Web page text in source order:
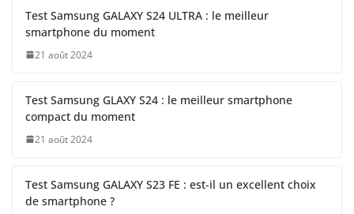
Test Samsung GALAXY S24 ULTRA : le meilleur
smartphone du moment
21 août 2024
Test Samsung GLAXY S24 : le meilleur smartphone
compact du moment
21 août 2024
Test Samsung GALAXY S23 FE : est-il un excellent choix
de smartphone ?